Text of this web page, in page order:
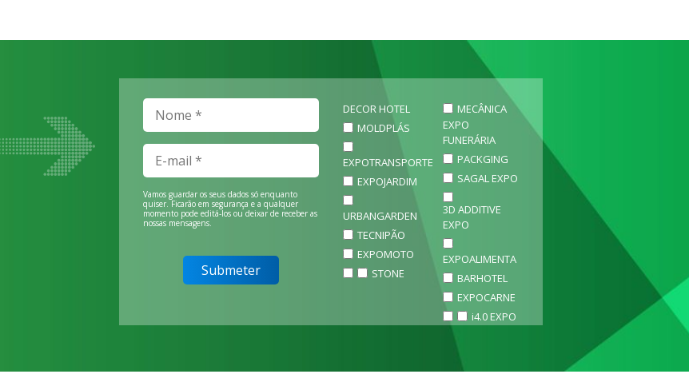
Vamos guardar os seus dados só enquanto
quiser. Ficarão em segurança e a qualquer
momento pode editá-los ou deixar de receber as
nossas mensagens.
DECOR HOTEL
MOLDPLÁS
EXPOTRANSPORTE
EXPOJARDIM
URBANGARDEN
TECNIPÃO
EXPOMOTO
STONE
MECÂNICA
EXPO
FUNERÁRIA
PACKGING
SAGAL EXPO
3D ADDITIVE
EXPO
EXPOALIMENTA
BARHOTEL
EXPOCARNE
i4.0 EXPO